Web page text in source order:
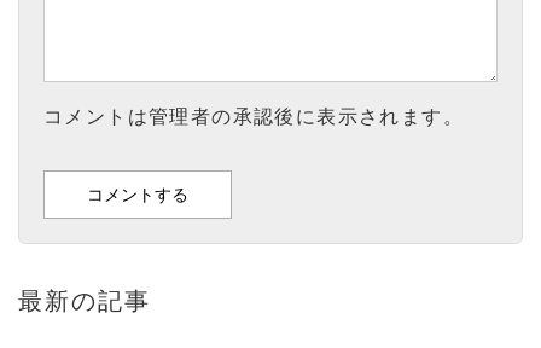
コメントは管理者の承認後に表示されます。
最新の記事